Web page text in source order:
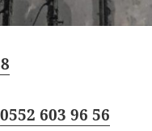
0552 603 96 56